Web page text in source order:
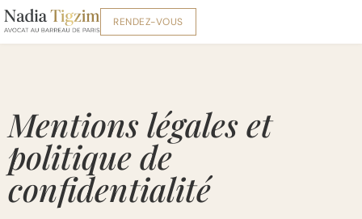
RENDEZ-VOUS
Mentions légales et
politique de
confidentialité